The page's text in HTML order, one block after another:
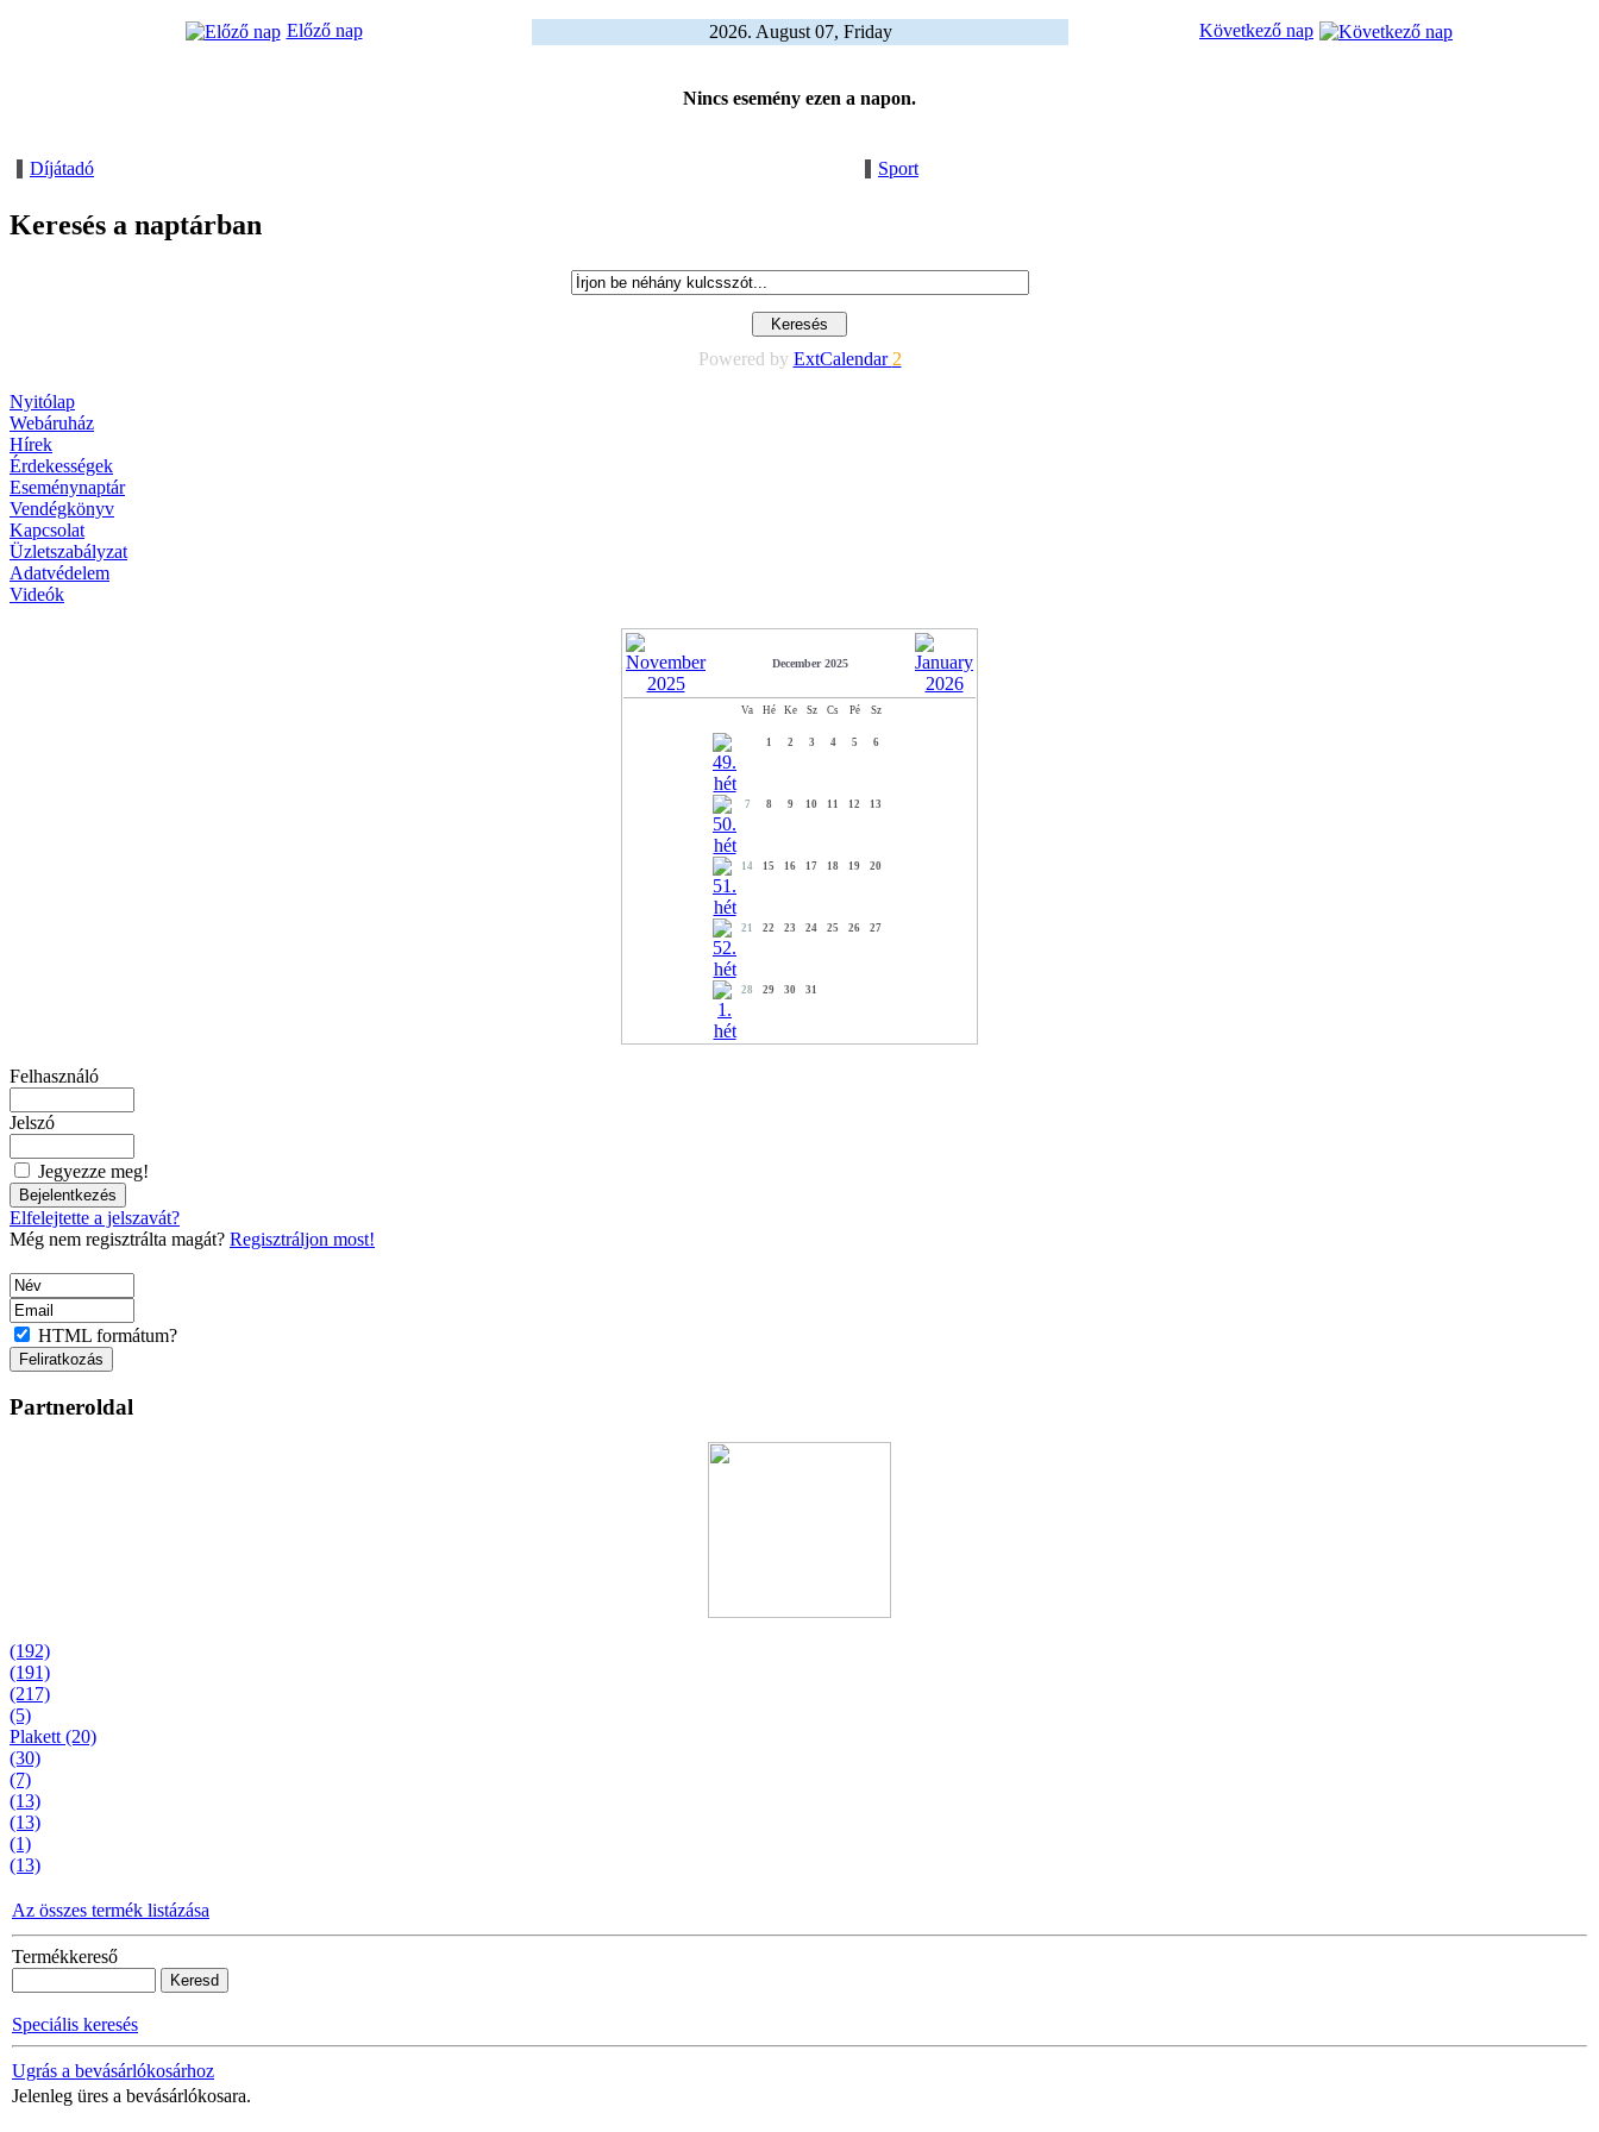
Előző nap 2026. August 07, Friday Következő nap
Nincs esemény ezen a napon.
Díjátadó Sport
Keresés a naptárban
Powered by ExtCalendar 2
Nyitólap
Webáruház
Hírek
Érdekességek
Eseménynaptár
Vendégkönyv
Kapcsolat
Üzletszabályzat
Adatvédelem
Videók
December 2025
Va Hé Ke Sz Cs Pé Sz
1 2 3 4 5 6
7 8 9 10 11 12 13
14 15 16 17 18 19 20
21 22 23 24 25 26 27
28 29 30 31
Felhasználó
Jelszó
Jegyezze meg!
Elfelejtette a jelszavát?
Még nem regisztrálta magát? Regisztráljon most!
HTML formátum?
Partneroldal
(192)
(191)
(217)
(5)
Plakett (20)
(30)
(7)
(13)
(13)
(1)
(13)
Az összes termék listázása
Termékkereső
Speciális keresés
Ugrás a bevásárlókosárhoz
Jelenleg üres a bevásárlókosara.